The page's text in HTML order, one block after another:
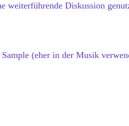
Diskussion
(eher in der Musik